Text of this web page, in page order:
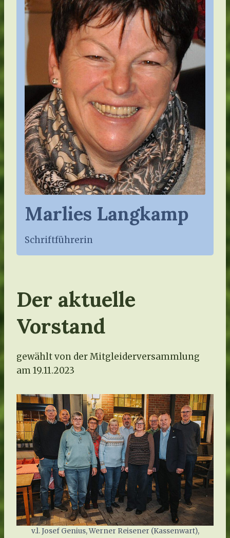
Marlies Langkamp
Schriftführerin
Der aktuelle
Vorstand
gewählt von der Mitgleiderversammlung
am 19.11.2023
v.l. Josef Genius, Werner Reisener (Kassenwart),